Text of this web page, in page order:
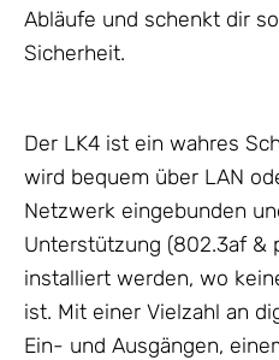
Abläufe und schenkt dir
Sicherheit.
Der LK4 ist ein wahres
wird bequem über LAN
Netzwerk eingebunden
Unterstützung (802.3af &
installiert werden, wo
ist. Mit einer Vielzahl an
Ein- und Ausgängen,